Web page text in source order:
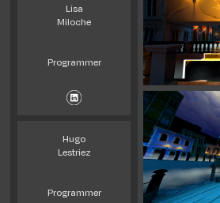
Lisa
Miloche
Programmer
Hugo
Lestriez
Programmer